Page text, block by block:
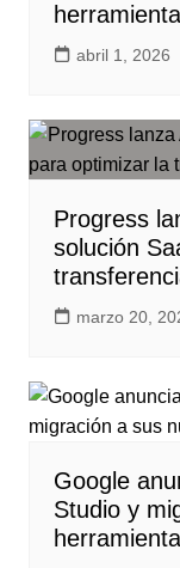
abril 1, 2026
Progress
solución
marzo 20,
Google
Studio y